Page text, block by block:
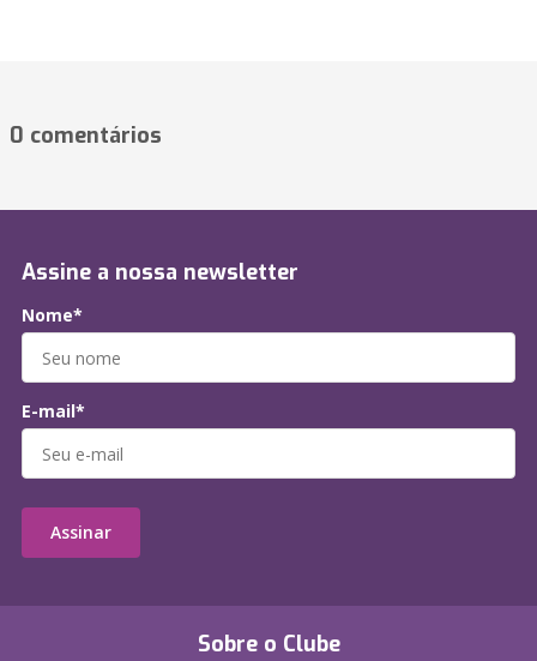
0 comentários
Sobre o Clube
Assine a nossa newsletter
Nome*
E-mail*
Assinar